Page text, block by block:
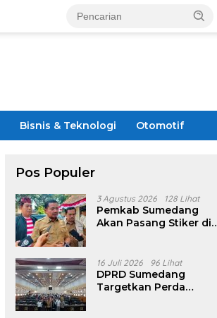
Bisnis & Teknologi Otomotif
Pos Populer
3 Agustus 2026 128 Lihat
Pemkab Sumedang
Akan Pasang Stiker di
16 Juli 2026 96 Lihat
DPRD Sumedang
Targetkan Perda